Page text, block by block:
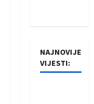
NAJNOVIJE
VIJESTI: